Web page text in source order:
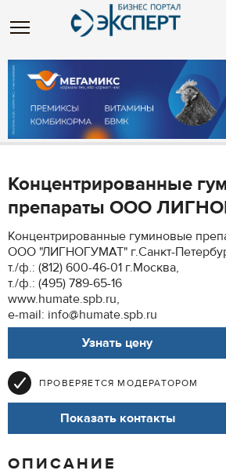
Концентрированные
препараты ООО
Концентрированные гуминовые
ООО "ЛИГНОГУМАТ" г.Санкт-
т./ф.: (812) 600-46-01 г.Москва,
т./ф.: (495) 789-65-16
www.humate.spb.ru,
e-mail: info@humate.spb.ru
Узнать цену
ПРОВЕРЯЕТСЯ МОДЕРАТОРОМ
Показать контакты
ОПИСАНИЕ